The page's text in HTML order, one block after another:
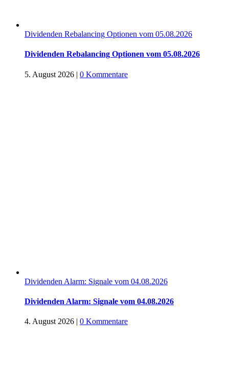
Dividenden Rebalancing Optionen vom 05.08.2026
Dividenden Rebalancing Optionen vom 05.08.2026
5. August 2026 | 0 Kommentare
Dividenden Alarm: Signale vom 04.08.2026
Dividenden Alarm: Signale vom 04.08.2026
4. August 2026 | 0 Kommentare